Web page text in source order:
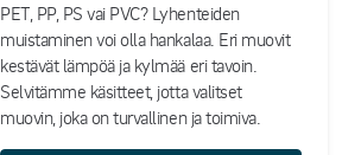
PET, PP, PS vai PVC? Lyhenteiden
muistaminen voi olla hankalaa. Eri muovit
kestävät lämpöä ja kylmää eri tavoin.
Selvitämme käsitteet, jotta valitset
muovin, joka on turvallinen ja toimiva.